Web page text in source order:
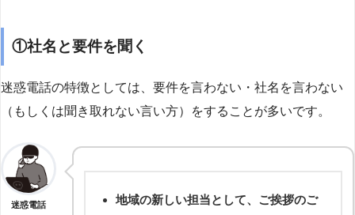
①社名と要件を聞く
迷惑電話の特徴としては、要件を言わない・社名を言わない
（もしくは聞き取れない言い方）をすることが多いです。
迷惑電話
地域の新しい担当として、ご挨拶のご